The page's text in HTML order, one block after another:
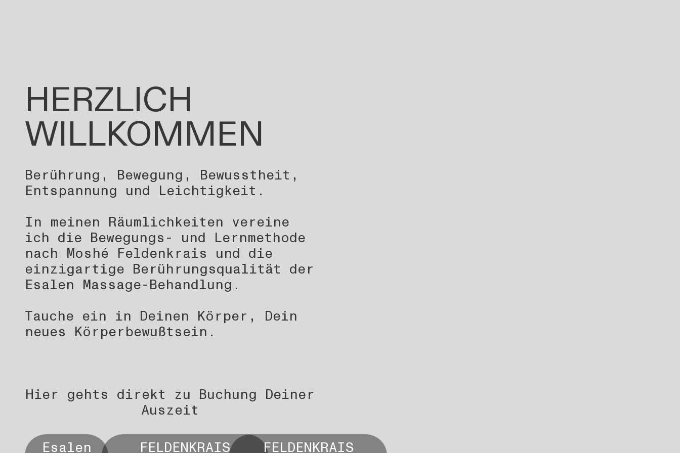
HERZLICH
WILLKOMMEN
Berührung, Bewegung, Bewusstheit,
Entspannung und Leichtigkeit.
In meinen Räumlichkeiten vereine
ich die Bewegungs- und Lernmethode
nach Moshé Feldenkrais und die
einzigartige Berührungsqualität der
Esalen Massage-Behandlung.
Tauche ein in Deinen Körper, Dein
neues Körperbewußtsein.
Hier gehts direkt zu Buchung Deiner
Auszeit
Esalen FELDENKRAIS FELDENKRAIS